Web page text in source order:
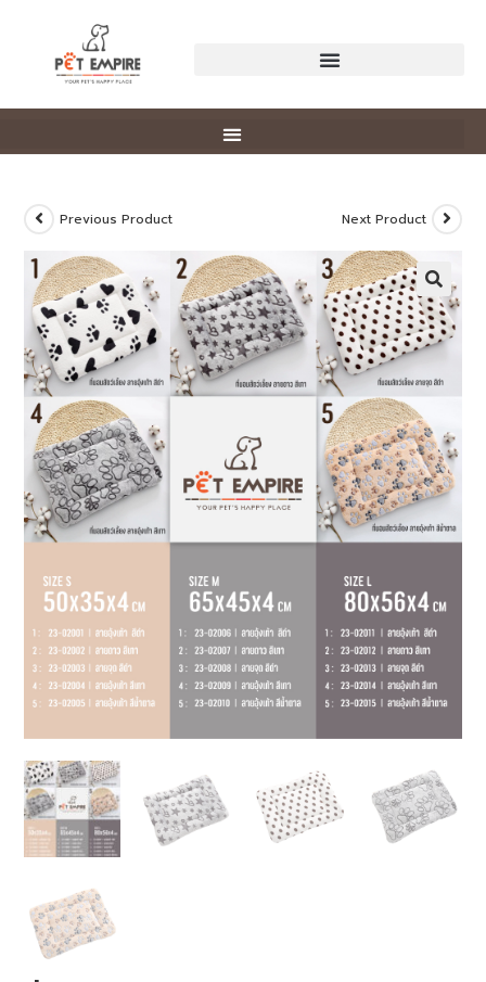
Previous Product Next Product
🔍